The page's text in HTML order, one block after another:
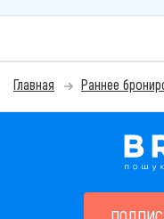
Главная Раннее